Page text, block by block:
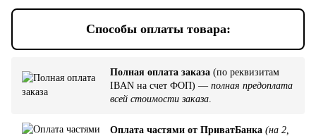
Способы оплаты товара:
Полная оплата заказа (по реквизитам
IBAN на счет ФОП) — полная предоплата
всей стоимости заказа
Оплата частями от ПриватБанка (на 2,